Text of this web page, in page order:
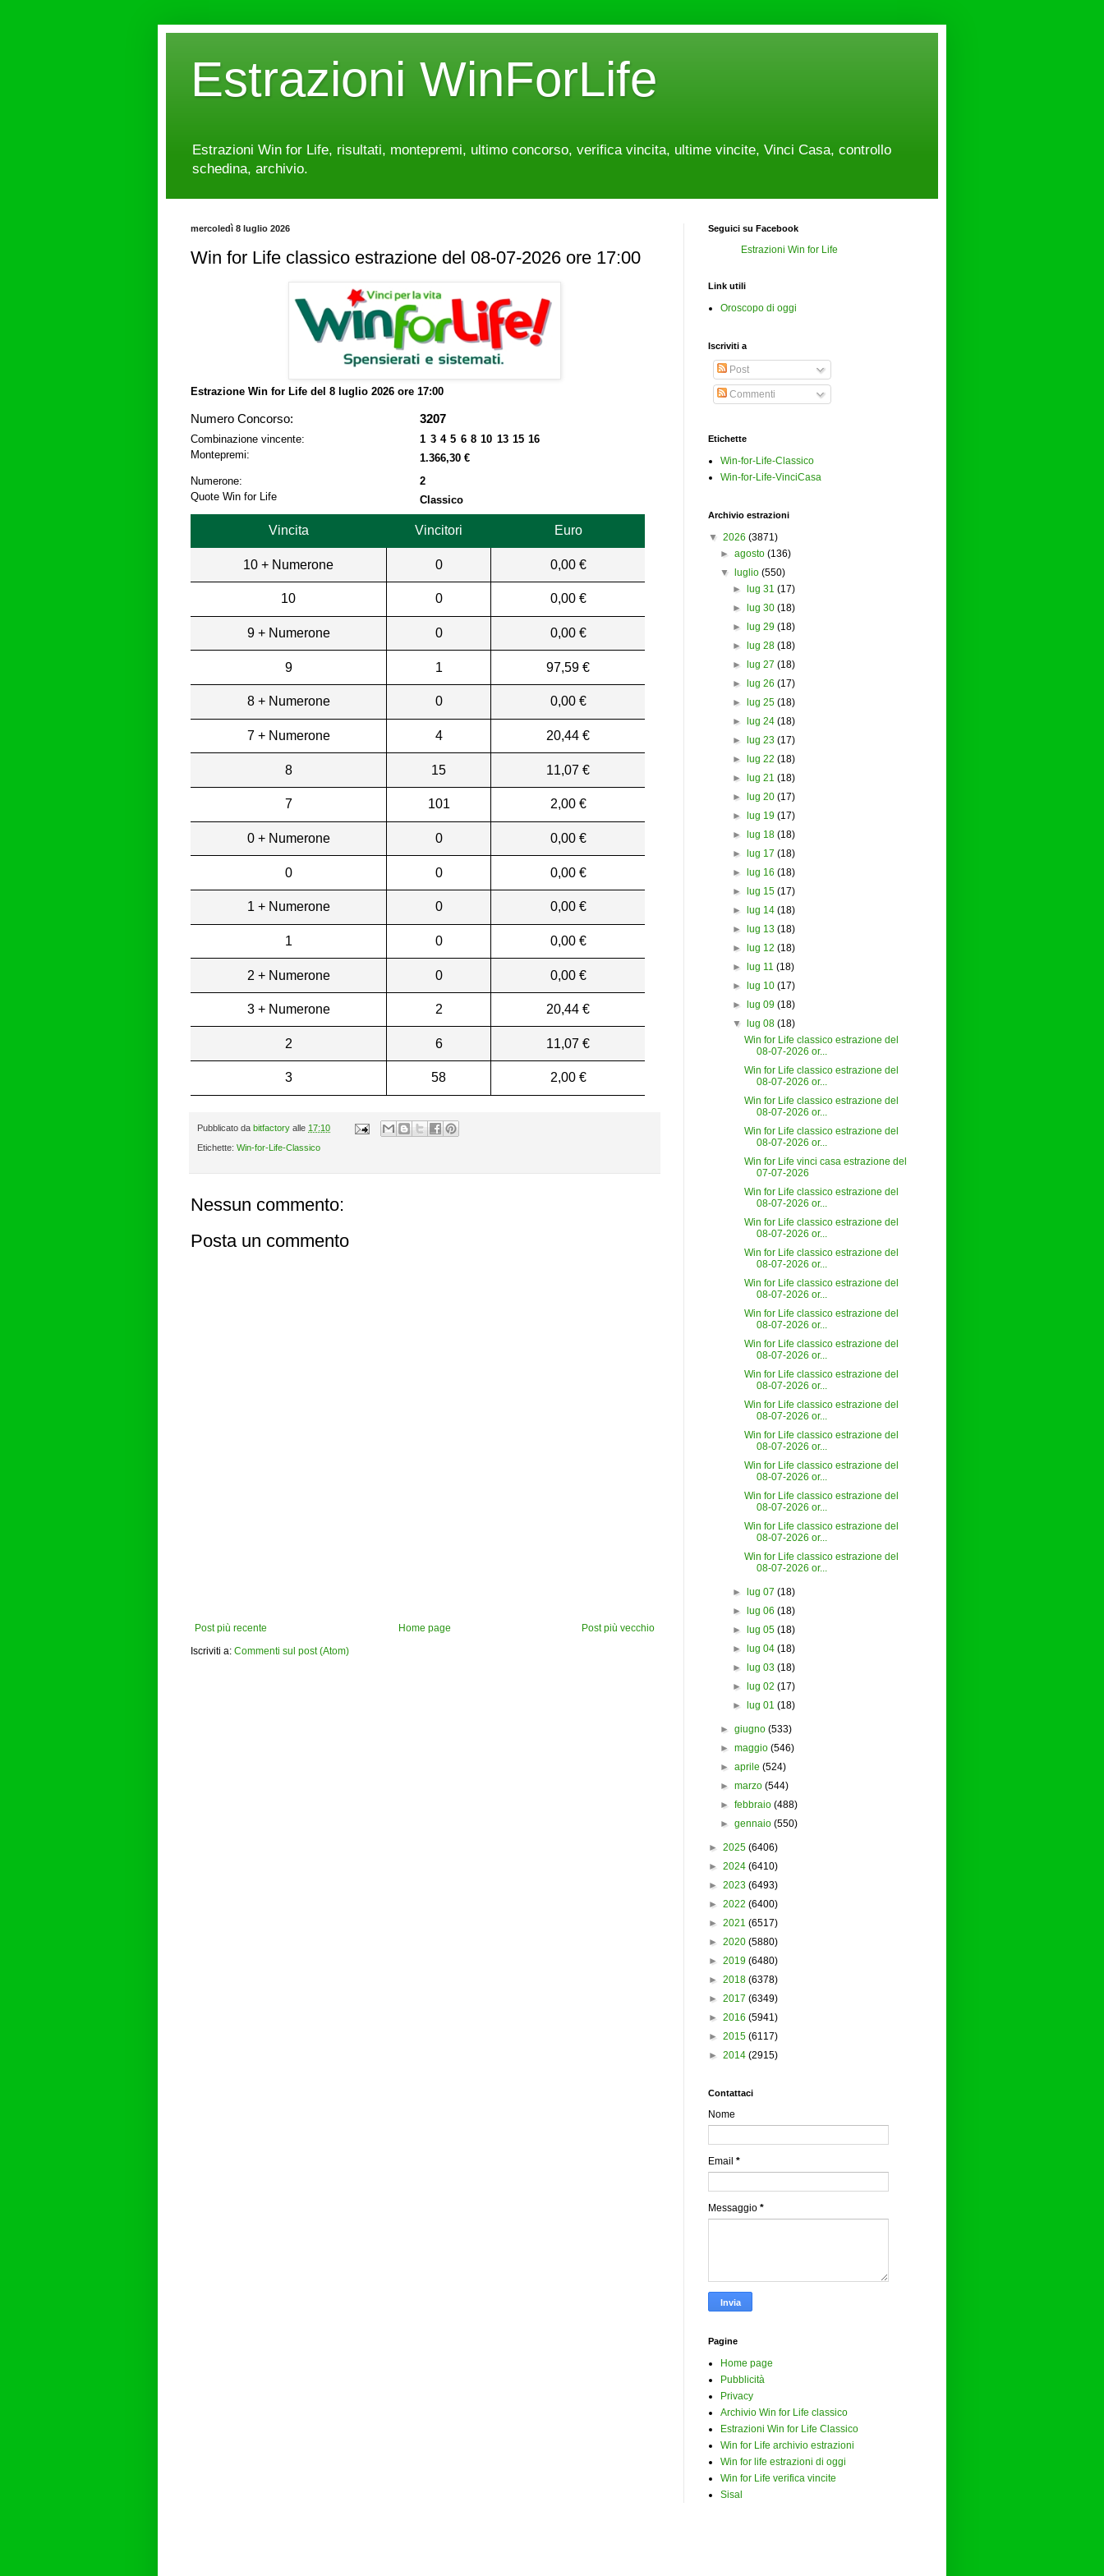
Estrazioni WinForLife
Estrazioni Win for Life, risultati, montepremi, ultimo concorso, verifica vincita, ultime vincite, Vinci Casa, controllo
schedina, archivio.
mercoledì 8 luglio 2026
Win for Life classico estrazione del 08-07-2026 ore 17:00
Estrazione Win for Life del 8 luglio 2026 ore 17:00
Numero Concorso: 3207
Combinazione vincente:
1 3 4 5 6 8 10 13 15 16
Montepremi:
1.366,30 €
Numerone:
2
Quote Win for Life
Classico
Vincita Vincitori Euro
10 + Numerone 0 0,00 €
10 0 0,00 €
9 + Numerone 0 0,00 €
9 1 97,59 €
8 + Numerone 0 0,00 €
7 + Numerone 4 20,44 €
8 15 11,07 €
7 101 2,00 €
0 + Numerone 0 0,00 €
0 0 0,00 €
1 + Numerone 0 0,00 €
1 0 0,00 €
2 + Numerone 0 0,00 €
3 + Numerone 2 20,44 €
2 6 11,07 €
3 58 2,00 €
Pubblicato da bitfactory alle 17:10
Etichette: Win-for-Life-Classico
Nessun commento:
Posta un commento
Post più recente Post più vecchio
Home page
Iscriviti a: Commenti sul post (Atom)
Seguici su Facebook
Estrazioni Win for Life
Link utili
Oroscopo di oggi
Iscriviti a
Post
Commenti
Etichette
Win-for-Life-Classico
Win-for-Life-VinciCasa
Archivio estrazioni
▼ 2026 (3871)
►agosto (136)
▼
luglio (550)
►
lug 31 (17)
►
lug 30 (18)
►
lug 29 (18)
►
lug 28 (18)
►
lug 27 (18)
►
lug 26 (17)
►
lug 25 (18)
►
lug 24 (18)
►
lug 23 (17)
►
lug 22 (18)
►
lug 21 (18)
►
lug 20 (17)
►
lug 19 (17)
►
lug 18 (18)
►
lug 17 (18)
►
lug 16 (18)
►
lug 15 (17)
►
lug 14 (18)
►
lug 13 (18)
►
lug 12 (18)
►
lug 11 (18)
►
lug 10 (17)
►
lug 09 (18)
▼
lug 08 (18)
Win for Life classico estrazione del
08-07-2026 or...
Win for Life classico estrazione del
08-07-2026 or...
Win for Life classico estrazione del
08-07-2026 or...
Win for Life classico estrazione del
08-07-2026 or...
Win for Life vinci casa estrazione del
07-07-2026
Win for Life classico estrazione del
08-07-2026 or...
Win for Life classico estrazione del
08-07-2026 or...
Win for Life classico estrazione del
08-07-2026 or...
Win for Life classico estrazione del
08-07-2026 or...
Win for Life classico estrazione del
08-07-2026 or...
Win for Life classico estrazione del
08-07-2026 or...
Win for Life classico estrazione del
08-07-2026 or...
Win for Life classico estrazione del
08-07-2026 or...
Win for Life classico estrazione del
08-07-2026 or...
Win for Life classico estrazione del
08-07-2026 or...
Win for Life classico estrazione del
08-07-2026 or...
Win for Life classico estrazione del
08-07-2026 or...
Win for Life classico estrazione del
08-07-2026 or...
► lug 07 (18)
►
lug 06 (18)
►
lug 05 (18)
►
lug 04 (18)
►
lug 03 (18)
►
lug 02 (17)
►
lug 01 (18)
►giugno (533)
►maggio (546)
►aprile (524)
►marzo (544)
►febbraio (488)
►gennaio (550)
► 2025 (6406)
► 2024 (6410)
► 2023 (6493)
► 2022 (6400)
► 2021 (6517)
► 2020 (5880)
► 2019 (6480)
► 2018 (6378)
► 2017 (6349)
► 2016 (5941)
► 2015 (6117)
► 2014 (2915)
Contattaci
Nome
Email *
Messaggio *
Pagine
Home page
Pubblicità
Privacy
Archivio Win for Life classico
Estrazioni Win for Life Classico
Win for Life archivio estrazioni
Win for life estrazioni di oggi
Win for Life verifica vincite
Sisal